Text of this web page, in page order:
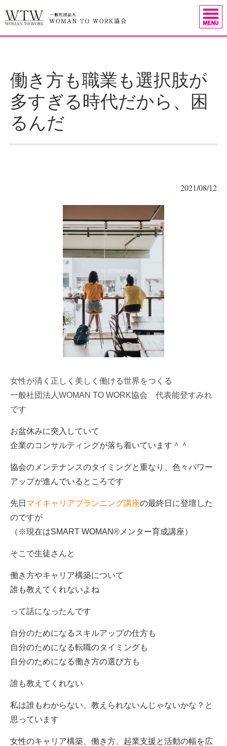
働き方も職業も選択肢が
多すぎる時代だから、困
るんだ
2021/08/12
女性が清く正しく美しく働ける世界をつくる
一般社団法人WOMAN TO WORK協会 代表能登すみれ
です
お盆休みに突入していて
企業のコンサルティングが落ち着いています＾＾
協会のメンテナンスのタイミングと重なり、色々パワー
アップが進んでいるところです
先日 マイキャリアプランニング講座の最終日に登壇した
のですが
（※現在はSMART WOMAN®メンター育成講座）
そこで生徒さんと
働き方やキャリア構築について
誰も教えてくれないよね
って話になったんです
自分のためになるスキルアップの仕方も
自分のためになる転職のタイミングも
自分のためになる働き方の選び方も
誰も教えてくれない
私は誰もわからない、教えられないんじゃないかな？と
思っています
女性のキャリア構築、働き方、起業支援と活動の幅を広